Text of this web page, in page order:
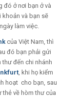
đó ở nơi bạn ở và
và bạn sẽ
làm việc.
của Việt Nam, thì
đó bạn phải gửi
đến chi nhánh
, khi họ kiểm
hoạt cho bạn, sau
về hòm thư của